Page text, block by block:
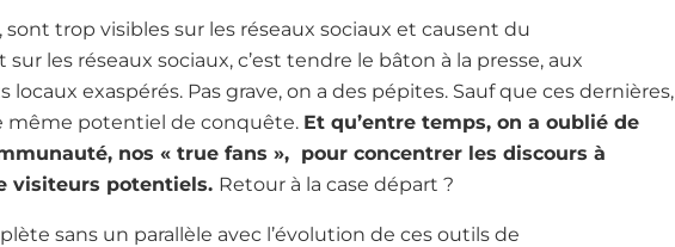
sont trop visibles sur les réseaux sociaux et causent du
les réseaux sociaux, c’est tendre le bâton à la presse, aux
exaspérés. Pas grave, on a des pépites. Sauf que ces dernières,
même potentiel de conquête. Et qu’entre temps, on a oublié de
nos « true fans », pour concentrer les discours à
visiteurs potentiels. Retour à la case départ ?
sans un parallèle avec l’évolution de ces outils de